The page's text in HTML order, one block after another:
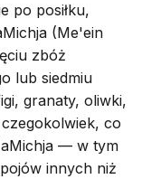
po posiłku,
(Me'ein
zbóż
lub siedmiu
granaty, oliwki,
co
— w tym
innych niż